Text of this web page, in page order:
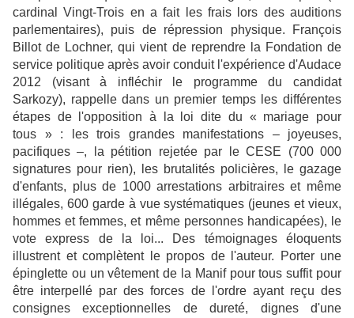
cardinal Vingt-Trois en a fait les frais lors des auditions
parlementaires), puis de répression physique. François
Billot de Lochner, qui vient de reprendre la Fondation de
service politique après avoir conduit l'expérience d'Audace
2012 (visant à infléchir le programme du candidat
Sarkozy), rappelle dans un premier temps les différentes
étapes de l'opposition à la loi dite du « mariage pour
tous » : les trois grandes manifestations – joyeuses,
pacifiques –, la pétition rejetée par le CESE (700 000
signatures pour rien),
les brutalités policières, le gazage
d'enfants, plus de 1000 arrestations arbitraires et même
illégales, 600 garde à vue systématiques (jeunes et vieux,
hommes et femmes, et même personnes handicapées), le
vote express de la loi... Des témoignages éloquents
illustrent et complètent le propos de l'auteur. Porter une
épinglette ou un vêtement de la Manif pour tous suffit pour
être interpellé par des forces de l'ordre ayant reçu des
consignes exceptionnelles de dureté, dignes d'une